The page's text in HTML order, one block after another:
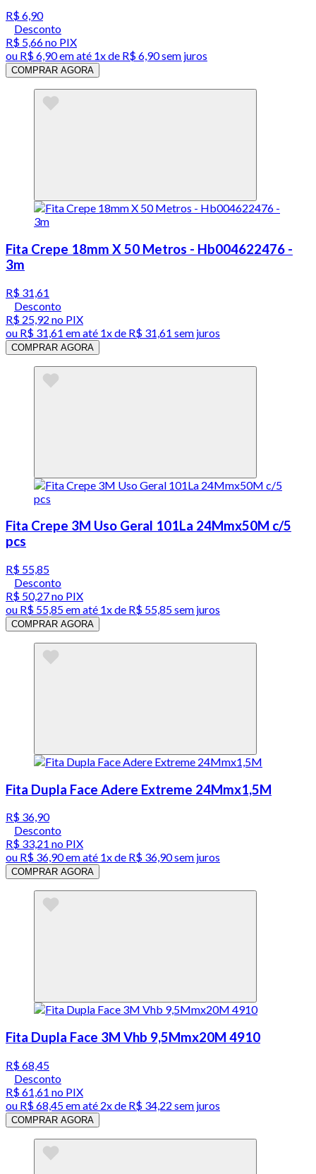
R$ 6,90
Desconto
R$ 5,66no PIX
ou R$ 6,90em até 1x de R$ 6,90sem juros
COMPRAR AGORA
Fita Crepe 18mm X 50 Metros - Hb004622476 -
3m
R$ 31,61
Desconto
R$ 25,92 no PIX
ou R$ 31,61 em até 1x de R$ 31,61 sem juros
COMPRAR AGORA
Fita Crepe 3M Uso Geral 101La 24Mmx50M c/5
pcs
R$ 55,85
Desconto
R$ 50,27no PIX
ou R$ 55,85em até 1x de R$ 55,85sem juros
COMPRAR AGORA
Fita Dupla Face Adere Extreme 24Mmx1,5M
R$ 36,90
Desconto
R$ 33,21 no PIX
ou R$ 36,90em até 1x de R$ 36,90sem juros
COMPRAR AGORA
Fita Dupla Face 3M Vhb 9,5Mmx20M 4910
R$ 68,45
Desconto
R$ 61,61 no PIX
ou R$ 68,45em até 2x de R$ 34,22 sem juros
COMPRAR AGORA